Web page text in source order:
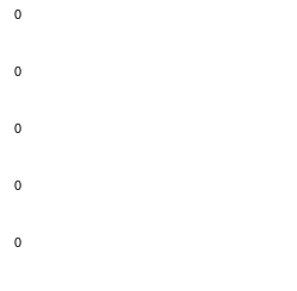
0
0
0
0
0